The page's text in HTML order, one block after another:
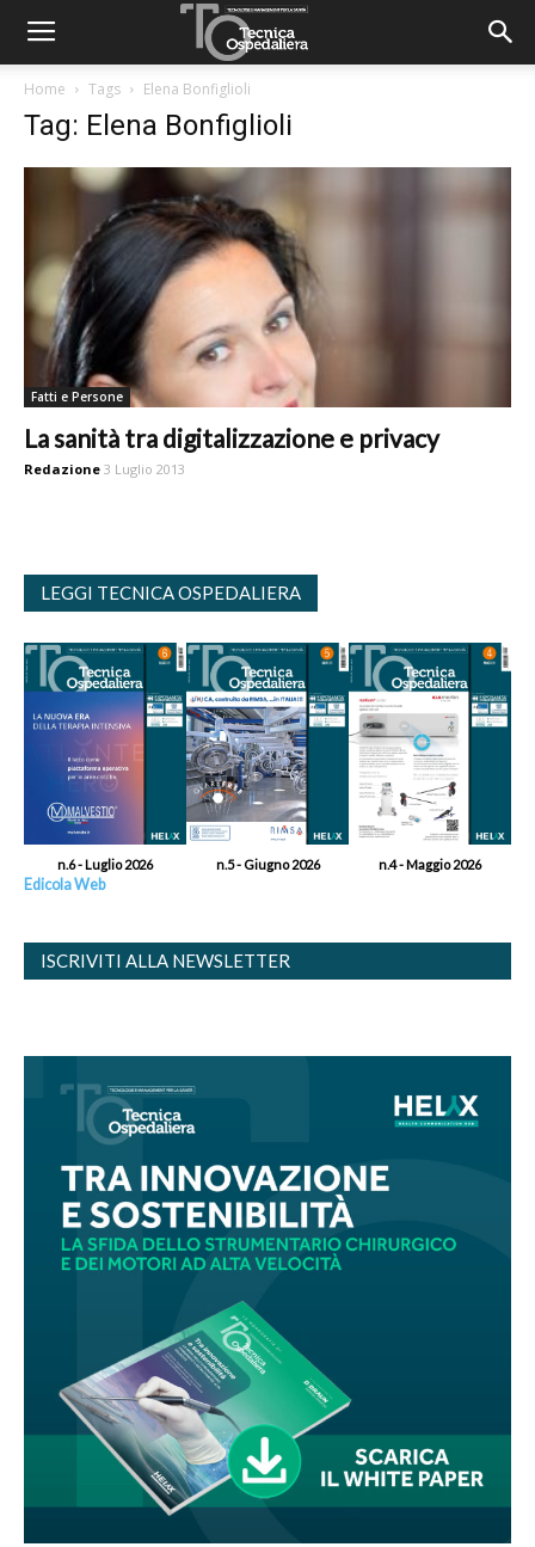
Home Tags Elena Bonfiglioli
Tag: Elena Bonfiglioli
Fatti e Persone
La sanità tra digitalizzazione e privacy
Redazione 3 Luglio 2013
LEGGI TECNICA OSPEDALIERA
n.6 - Luglio 2026 n.5 - Giugno 2026 n.4 - Maggio 2026
Edicola Web
ISCRIVITI ALLA NEWSLETTER